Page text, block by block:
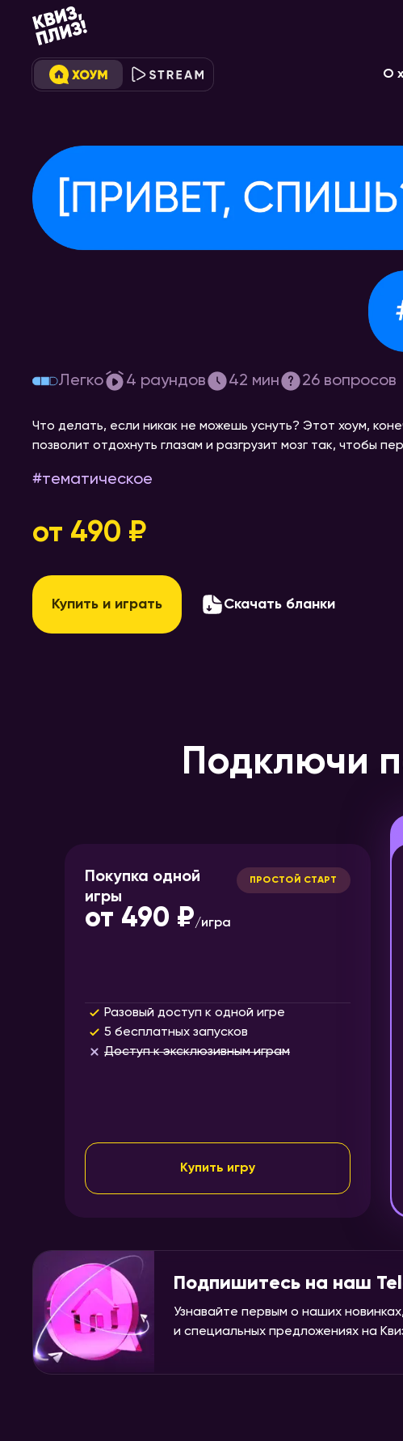
О
[привет, спишь?]
Легко 4 раундов 42 мин 26 вопросов
Что делать, если никак не можешь уснуть? Этот хоум,
позволит отдохнуть глазам и разгрузит мозг так, чтобы
#тематическое
от 490 ₽
Купить и играть Скачать бланки
Подключи
Покупка одной
игры
ПРОСТОЙ СТАРТ
от 490 ₽/игра
Разовый доступ к одной игре
5 бесплатных запусков
Доступ к эксклюзивным играм
Купить игру
Подпишитесь на наш
Узнавайте первым о наших
и специальных предложениях на